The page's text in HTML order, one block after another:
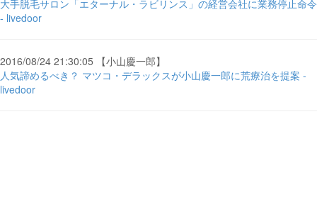
大手脱毛サロン「エターナル・ラビリンス」の経営会社に業務停止命令
- livedoor
2016/08/24 21:30:05 【小山慶一郎】
人気諦めるべき？ マツコ・デラックスが小山慶一郎に荒療治を提案 -
livedoor